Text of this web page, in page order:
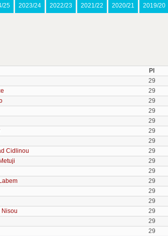
25 2023/24 2022/23 2021/22 2020/21 2019/20
Pl
29
29
29
29
29
29
29
Cidlinou 29
29
29
29
29
29
Nisou 29
29
29